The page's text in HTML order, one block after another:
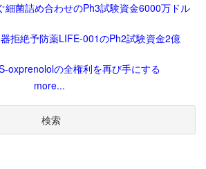
細菌詰め合わせのPh3試験資金6000万ドル
拒絶予防薬LIFE-001のPh2試験資金2億
oxprenololの全権利を再び手にする
more...
検索